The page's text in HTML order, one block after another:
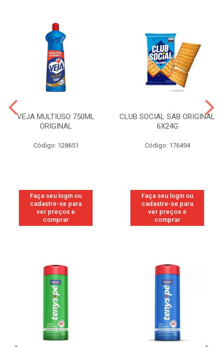
VEJA MULTIUSO 750ML
ORIGINAL
Código: 128651
Faça seu login ou
cadastre-se para
ver preços e
comprar
CLUB SOCIAL SAB ORIGINAL
6X24G
Código: 176494
Faça seu login ou
cadastre-se para
ver preços e
comprar